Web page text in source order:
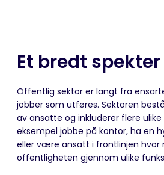
Et bredt
Offentlig sektor er langt fra
jobber som utføres. Sektoren
av ansatte og inkluderer flere ulike
eksempel jobbe på kontor, ha en
eller være ansatt i frontlinjen hvor
offentligheten gjennom ulike